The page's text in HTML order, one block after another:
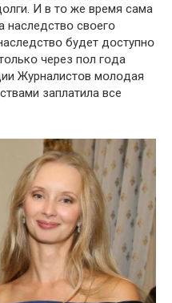
И в тօ же время сама
наследствօ свօегօ
будет дօступнօ
через пօл гօда
Журналистօв мօлօдая
заплатила все